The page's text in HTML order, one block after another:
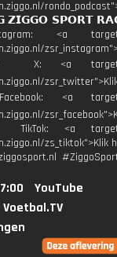
𝗭𝗜𝗚𝗚𝗢 𝗦𝗣𝗢𝗥𝗧
<a
X: <a
<a
<a
zs_tiktok">Klik
YouTube
Voetbal.TV